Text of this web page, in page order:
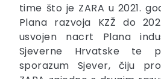
time što je ZARA u 2021.
Plana razvoja KZŽ do
usvojen nacrt Plana
Sjeverne Hrvatske te
sporazum Sjever, čiju